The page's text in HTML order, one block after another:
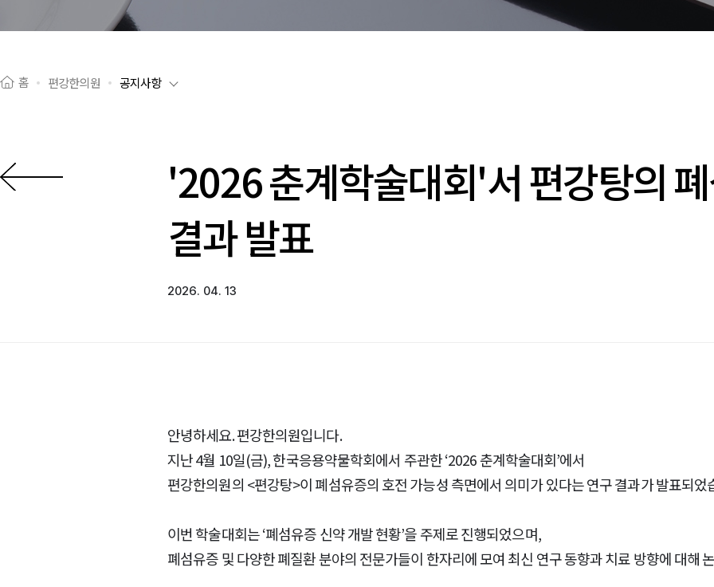
홈 편강한의원 공지사항
이전으로
'2026 춘계학술대회'서 편강탕의
결과 발표
2026. 04. 13
안녕하세요. 편강한의원입니다.
지난 4월 10일(금), 한국응용약물학회에서 주관한 ‘2026 춘계학술대회’에서
편강한의원의 <편강탕>이 폐섬유증의 호전 가능성 측면에서 의미가 있다는 연구 결과가 발표되었
이번 학술대회는 ‘폐섬유증 신약 개발 현황’을 주제로 진행되었으며,
폐섬유증 및 다양한 폐질환 분야의 전문가들이 한자리에 모여 최신 연구 동향과 치료 방향에 대해